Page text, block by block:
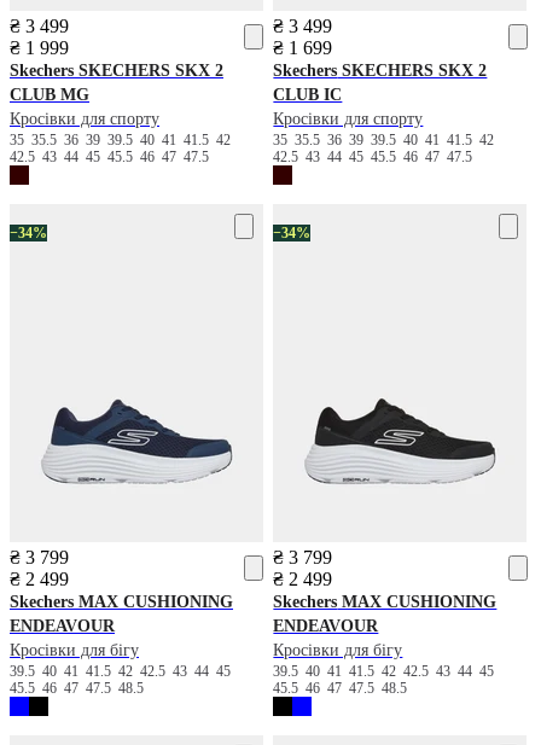
₴ 3 499
₴ 1 999
Skechers SKECHERS SKX 2
CLUB MG
Кросівки для спорту
35 35.5 36 39 39.5 40 41 41.5 42
42.5 43 44 45 45.5 46 47 47.5
₴ 3 499
₴ 1 699
Skechers SKECHERS SKX 2
CLUB IC
Кросівки для спорту
3535.5363939.5404141.542
42.543444545.5464747.5
−34%
₴ 3 799
₴ 2 499
Skechers MAX CUSHIONING
ENDEAVOUR
Кросівки для бігу
39.5 40 41 41.5 42 42.5 43 44 45
45.5 46 47 47.5 48.5
−34%
₴ 3 799
₴ 2 499
Skechers MAX CUSHIONING
ENDEAVOUR
Кросівки для бігу
39.5404141.54242.5434445
45.5464747.548.5